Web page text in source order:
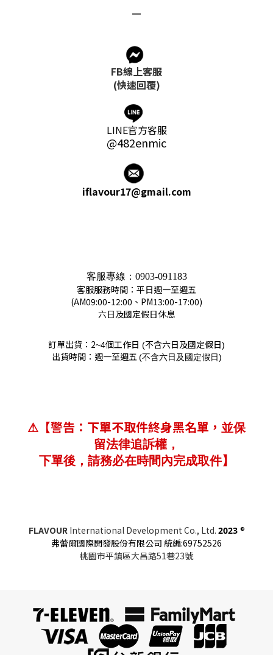
－
FB線上客服
(快速回覆)
LINE官方客服
@482enmic
iflavour17@gmail.com
客服專線： 0903-091183
客服服務時間：平日週一至週五
(AM09:00-12:00、PM13:00-17:00)
六日及國定假日休息
訂單出貨：2~4個工作日 (不含六日及國定假日)
出貨時間：週一至週五(不含六日及國定假日 )
⚠ 【警告：下單不取件終身黑名單， 並保
留法律追訴權，
下單後，請務必在時間內完成取件】
FLAVOUR International Development Co., Ltd. 2023 ®
弗蕾爾國際開發股份有限公司 統編:69752526
桃園市平鎮區大昌路51巷23號